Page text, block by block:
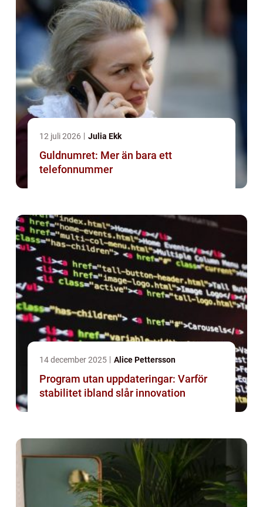
12 juli 2026 Julia Ekk
Guldnumret: Mer än bara ett
telefonnummer
14 december 2025 Alice Pettersson
Program utan uppdateringar: Varför
stabilitet ibland slår innovation